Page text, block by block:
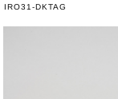
IRO31-DKTAG